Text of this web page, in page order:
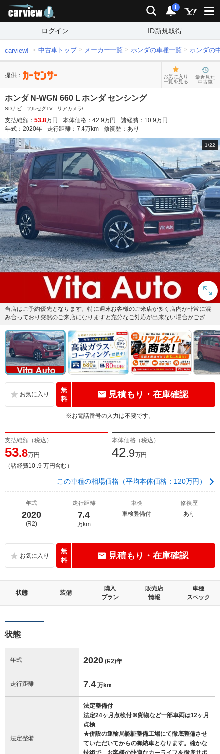
検索 通知
i
ログイン ID新規取得
carview! 中古車トップ メーカー一覧 ホンダの車種一覧 ホンダの
提供：
お気に入り
一覧を見る
最近見た
中古車
ホンダ N-WGN 660 L ホンダ センシング
SDナビ フルセグTV リアカメラ/
支払総額： 53.8万円 本体価格： 42.9万円 諸経費： 10.9万円
年式： 2020年 走行距離： 7.4万km 修復歴： あり
1/22
当店はご予約優先となります。特に週末お客様のご来店が多く店内が非常に混
み合っており突然のご来店になりますと充分なご対応が出来ない場合がござい
無
料
見積もり・在庫確認
※お電話番号の入力は不要です。
支払総額（税込）
53.8万円
（諸経費10 .9 万円含む）
本体価格（税込）
42.9万円
この車種の相場価格（平均本体価格：120万円）
年式
2020
(R2)
走行距離
7.4
万km
車検
車検整備付
修復歴
あり
無
料
見積もり・在庫確認
状態 装備
購入
プラン
販売店
情報
車種
スペック
状態
年式 2020 (R2)年
走行距離 7.4 万km
法定整備
法定整備付
法定24ヶ月点検付※貨物など一部車両は12ヶ月
点検
★併設の運輸局認証整備工場にて徹底整備させ
ていただいてからの御納車となります。確かな
技術で、お客様の快適なカーライフを徹底サポ